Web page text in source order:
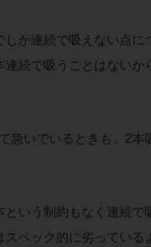
しか連続で吸えない点に
続で吸うことはないか
急いでいるときも、2本
いう制約もなく連続で
スペック的に劣っている